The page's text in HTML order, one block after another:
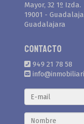
Mayor, 32 1º Izda.
19001 -
Guadalajara
Contacto
949 21 78 58